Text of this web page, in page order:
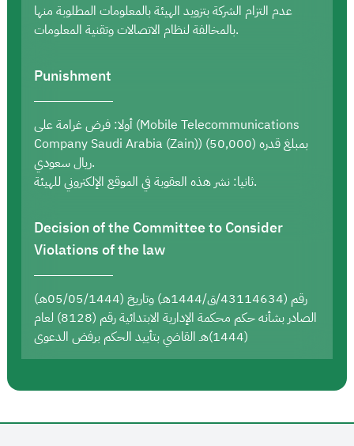
عدم التزام الشركة بتزويد الهيئة بالمعلومات المطلوبة منها
بالمخالفة لنظام الاتصالات وتقنية المعلومات.
Punishment
أولا: فرض غرامة على (Mobile Telecommunications
Company Saudi Arabia (Zain)) بمبلغ قدره (50,000)
ريال سعودي.
ثانيا: نشر هذه العقوبة في الموقع الإلكتروني للهيئة.
Decision of the Committee to Consider
Violations of the law
رقم (43114634/ق/1444هـ) وتاريخ (05/05/1444هـ)
الصادر بشأنه حكم محكمة الإدارية الابتدائية رقم (8128) لعام
(1444)هـ القاضي بتأييد الحكم برفض الدعوى